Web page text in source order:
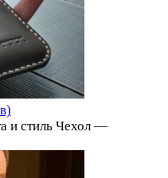
и стиль Чехол —